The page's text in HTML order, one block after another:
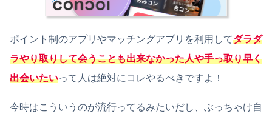
ポイント制のアプリやマッチングアプリを利用してダラダ
ラやり取りして会うことも出来なかった人や手っ取り早く
出会いたいって人は絶対にコレやるべきですよ！
今時はこういうのが流行ってるみたいだし、ぶっちゃけ自